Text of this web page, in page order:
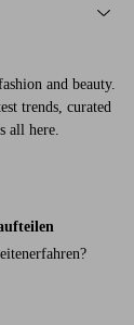
and beauty.
trends, curated
all here.
erfahren?